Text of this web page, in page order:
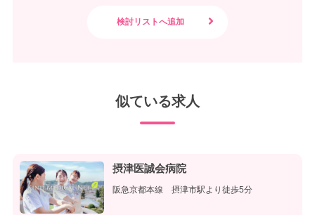
似ている求人
摂津医誠会病院
阪急京都本線 摂津市駅より徒歩5分